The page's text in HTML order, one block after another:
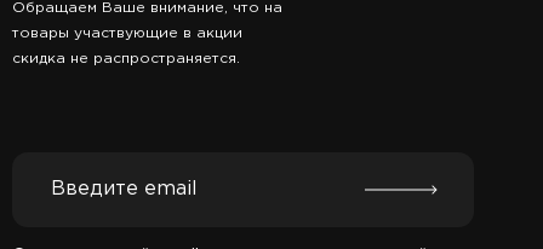
Обращаем Ваше внимание, что на
товары участвующие в акции
скидка не распространяется.